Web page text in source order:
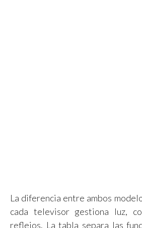
La diferencia entre ambos
cada televisor gestiona luz,
reflejos. La tabla separa las